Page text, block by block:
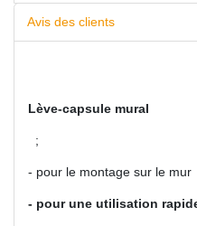
Avis des clients
Lève-capsule mural
;
- pour le montage sur le mur
- pour une utilisation